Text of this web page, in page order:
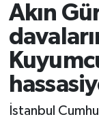
Akın
İstanbul